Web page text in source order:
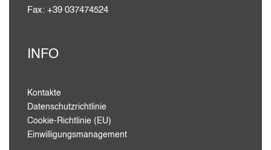
Fax: +39 037474524
INFO
Kontakte
Datenschutzrichtlinie
Cookie-Richtlinie (EU)
Einwilligungsmanagement